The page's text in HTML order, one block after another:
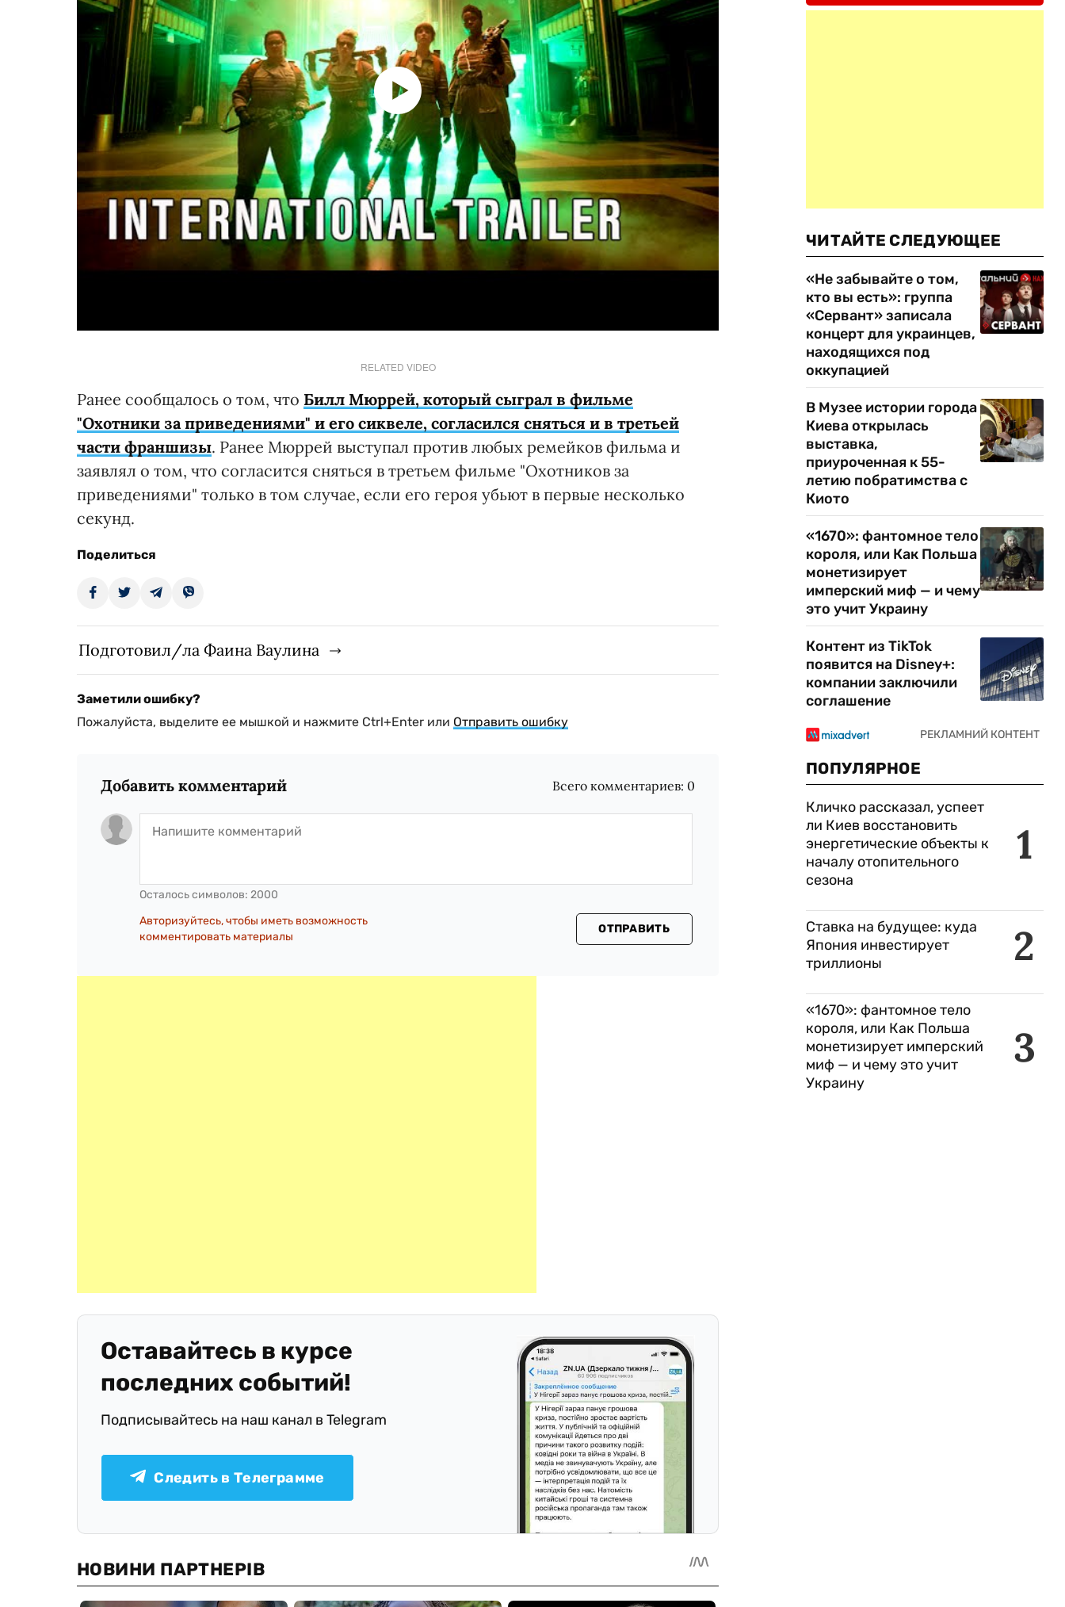
RELATED VIDEO
Ранее сообщалось о том, что Билл Мюррей, который сыграл в фильме
"Охотники за приведениями" и его сиквеле, согласился сняться и в третьей
части франшизы. Ранее Мюррей выступал против любых ремейков фильма и
заявлял о том, что согласится сняться в третьем фильме "Охотников за
приведениями" только в том случае, если его героя убьют в первые несколько
секунд.
Поделиться
Подготовил/ла Фаина Ваулина
Заметили ошибку?
Пожалуйста, выделите ее мышкой и нажмите Ctrl+Enter или Отправить ошибку
Добавить комментарий Всего комментариев: 0
Осталось символов: 2000
Авторизуйтесь, чтобы иметь возможность
комментировать материалы
ОТПРАВИТЬ
Оставайтесь в курсе
последних событий!
Подписывайтесь на наш канал в Telegram
Следить в Телеграмме
ЧИТАЙТЕ СЛЕДУЮЩЕЕ
«Не забывайте о том,
кто вы есть»: группа
«Сервант» записала
концерт для украинцев,
находящихся под
оккупацией
В Музее истории города
Киева открылась
выставка,
приуроченная к 55-
летию побратимства с
Киото
«1670»: фантомное тело
короля, или Как Польша
монетизирует
имперский миф — и чему
это учит Украину
Контент из TikTok
появится на Disney+:
компании заключили
соглашение
ПОПУЛЯРНОЕ
1
Кличко рассказал, успеет
ли Киев восстановить
энергетические объекты к
началу отопительного
сезона
2
Ставка на будущее: куда
Япония инвестирует
триллионы
3
«1670»: фантомное тело
короля, или Как Польша
монетизирует имперский
миф — и чему это учит
Украину